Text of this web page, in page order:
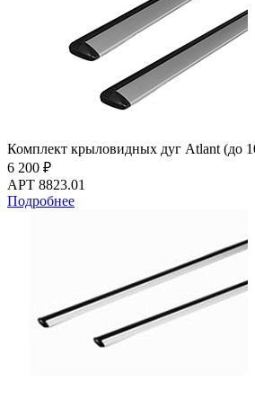
Комплект крыловидных дуг Atlant (до
6 200 ₽
АРТ 8823.01
Подробнее